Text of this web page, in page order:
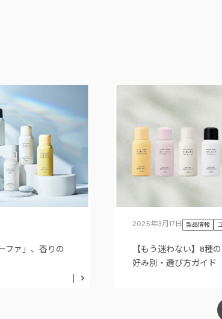
ファ」、香りの
2025年3月17日 製品情報
【もう迷わない】8種
好み別・選び方ガイド